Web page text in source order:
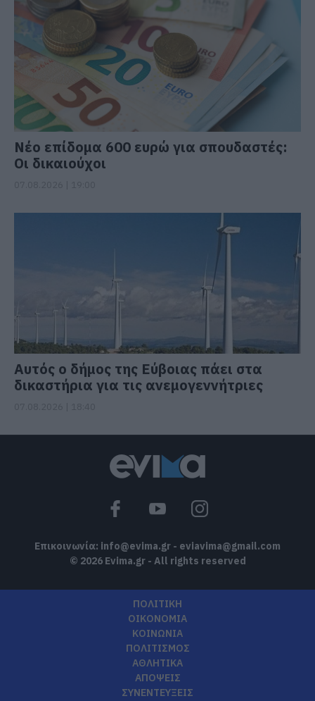
Νέο επίδομα 600 ευρώ για σπουδαστές:
Οι δικαιούχοι
Αυτός ο δήμος της Εύβοιας πάει στα
δικαστήρια για τις ανεμογεννήτριες
Επικοινωνία: info@evima.gr - eviavima@gmail.com
© 2026 Evima.gr - All rights reserved
ΠΟΛΙΤΙΚΗ
ΟΙΚΟΝΟΜΙΑ
ΚΟΙΝΩΝΙΑ
ΠΟΛΙΤΙΣΜΟΣ
ΑΘΛΗΤΙΚΑ
ΑΠΟΨΕΙΣ
ΣΥΝΕΝΤΕΥΞΕΙΣ